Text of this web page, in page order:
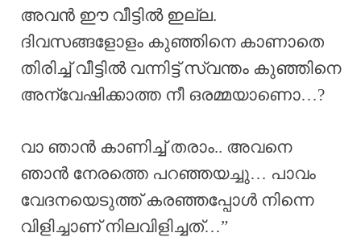
അവൻ ഈ വീട്ടിൽ ഇല്ല.
ദിവസങ്ങളോളം കുഞ്ഞിനെ കാണാതെ
തിരിച്ച് വീട്ടിൽ വന്നിട്ട് സ്വന്തം കുഞ്ഞിനെ
അന്വേഷിക്കാത്ത നീ ഒരമ്മയാണൊ…?
വാ ഞാൻ കാണിച്ച് തരാം.. അവനെ
ഞാൻ നേരത്തെ പറഞ്ഞയച്ചു… പാവം
വേദനയെടുത്ത് കരഞ്ഞപ്പോൾ നിന്നെ
വിളിച്ചാണ് നിലവിളിച്ചത്…”